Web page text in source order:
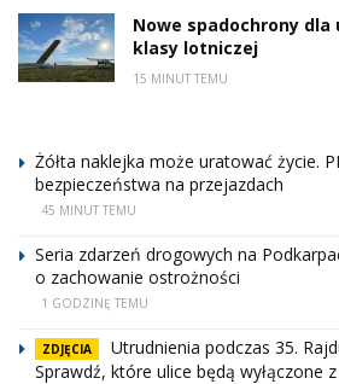
Nowe spadochrony
klasy lotniczej
15 MINUT TEMU
Żółta naklejka może uratować życie.
bezpieczeństwa na przejazdach
45 MINUT TEMU
Seria zdarzeń drogowych na
o zachowanie ostrożności
1 GODZINĘ TEMU
ZDJĘCIA
Utrudnienia podczas 35.
Sprawdź, które ulice będą wyłączone